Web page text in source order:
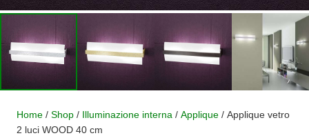
Home / Shop / Illuminazione interna / Applique / Applique vetro
2 luci WOOD 40 cm